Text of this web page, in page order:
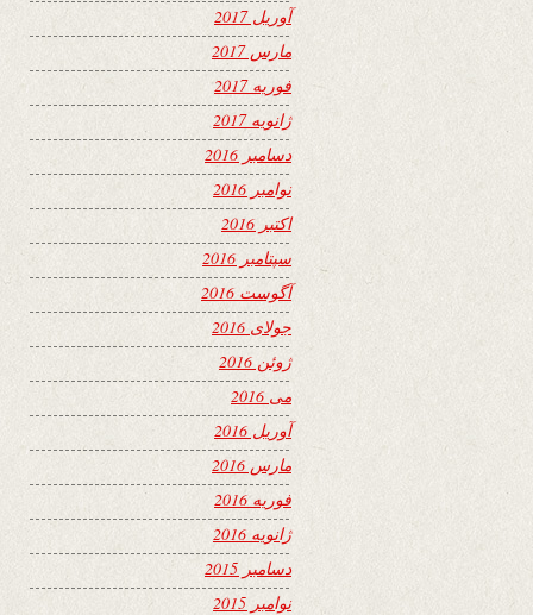
آوریل 2017
مارس 2017
فوریه 2017
ژانویه 2017
دسامبر 2016
نوامبر 2016
اکتبر 2016
سپتامبر 2016
آگوست 2016
جولای 2016
ژوئن 2016
می 2016
آوریل 2016
مارس 2016
فوریه 2016
ژانویه 2016
دسامبر 2015
نوامبر 2015